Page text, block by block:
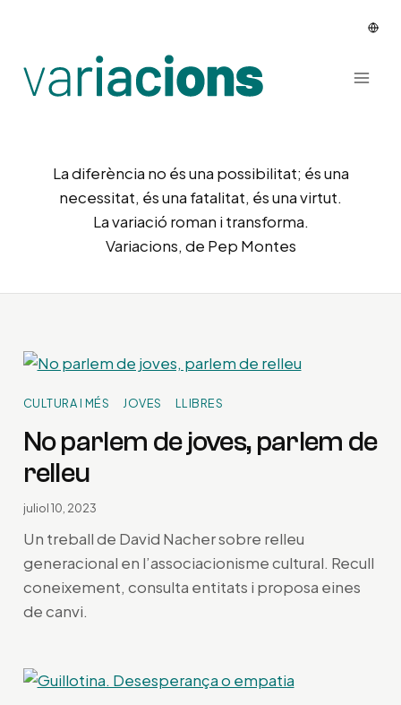
La diferència no és una possibilitat; és una
necessitat, és una fatalitat, és una virtut.
La variació roman i transforma.
Variacions, de Pep Montes
CULTURA I MÉS JOVES LLIBRES
No parlem de joves, parlem de
relleu
juliol 10, 2023
Un treball de David Nacher sobre relleu
generacional en l’associacionisme cultural. Recull
coneixement, consulta entitats i proposa eines
de canvi.